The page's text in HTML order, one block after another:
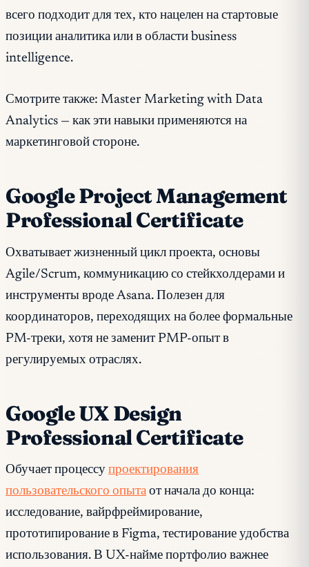
всего подходит для тех, кто нацелен на стартовые
позиции аналитика или в области business
intelligence.
Смотрите также: Master Marketing with Data
Analytics — как эти навыки применяются на
маркетинговой стороне.
Google Project Management
Professional Certificate
Охватывает жизненный цикл проекта, основы
Agile/Scrum, коммуникацию со стейкхолдерами и
инструменты вроде Asana. Полезен для
координаторов, переходящих на более формальные
PM-треки, хотя не заменит PMP-опыт в
регулируемых отраслях.
Google UX Design
Professional Certificate
Обучает процессу проектирования
пользовательского опыта от начала до конца:
исследование, вайрфреймирование,
прототипирование в Figma, тестирование удобства
использования. В UX-найме портфолио важнее